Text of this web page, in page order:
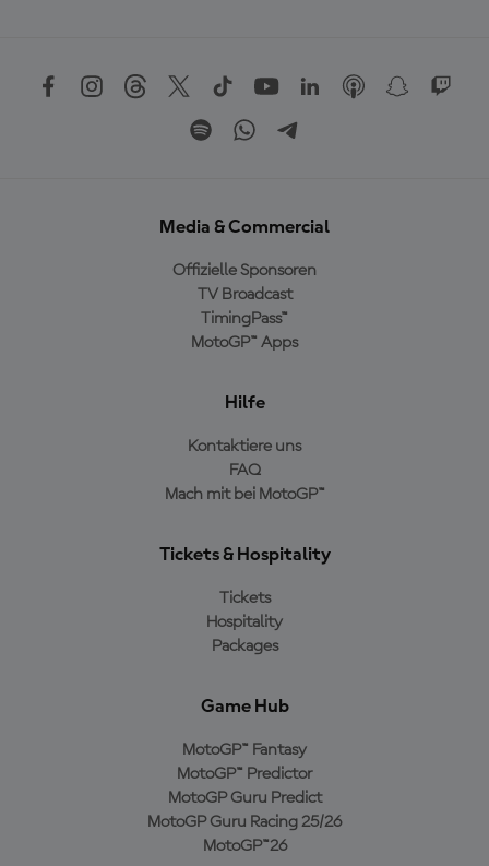
Media & Commercial
Offizielle Sponsoren
TV Broadcast
TimingPass™
MotoGP™ Apps
Hilfe
Kontaktiere uns
FAQ
Mach mit bei MotoGP™
Tickets & Hospitality
Tickets
Hospitality
Packages
Game Hub
MotoGP™ Fantasy
MotoGP™ Predictor
MotoGP Guru Predict
MotoGP Guru Racing 25/26
MotoGP™26